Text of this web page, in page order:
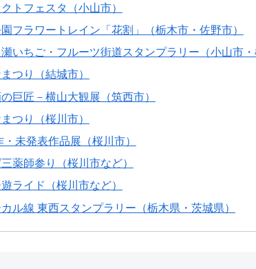
トフェスタ（小山市）
フラワートレイン「花割」（栃木市・佐野市）
いちご・フルーツ街道スタンプラリー（小山市・
つり（結城市）
巨匠－横山大観展（筑西市）
つり（桜川市）
未発表作品展（桜川市）
薬師参り（桜川市など）
ライド（桜川市など）
ル線 東西スタンプラリー（栃木県・茨城県）